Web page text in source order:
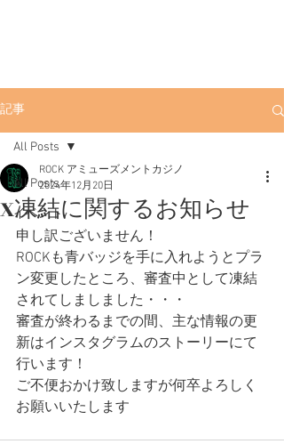
記事
All Posts
イベント
All Posts
X凍結に関するお知らせ
ROCK アミューズメントカジノ
2024年12月20日
申し訳ございません！
ROCKも青バッジを手に入れようとプラ
ン変更したところ、審査中として凍結
されてしましました・・・
審査が終わるまでの間、主な情報の更
新はインスタグラムのストーリーにて
行います！
ご不便おかけ致しますが何卒よろしく
お願いいたします